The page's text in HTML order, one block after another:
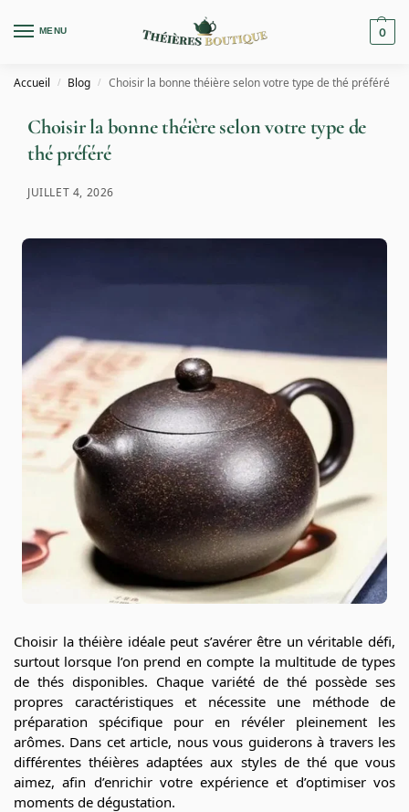
MENU 0
Accueil / Blog / Choisir la bonne théière selon votre type de thé préféré
Choisir la bonne théière selon votre type de
thé préféré
JUILLET 4, 2026
Choisir la théière idéale peut s’avérer être un véritable défi,
surtout lorsque l’on prend en compte la multitude de types
de thés disponibles. Chaque variété de thé possède ses
propres caractéristiques et nécessite une méthode de
préparation spécifique pour en révéler pleinement les
arômes. Dans cet article, nous vous guiderons à travers les
différentes théières adaptées aux styles de thé que vous
aimez, afin d’enrichir votre expérience et d’optimiser vos
moments de dégustation.